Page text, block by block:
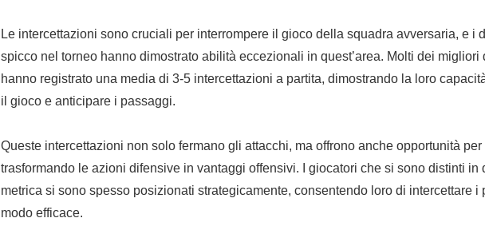
Le intercettazioni sono cruciali per interrompere il gioco della squadra avversaria, e i
spicco nel torneo hanno dimostrato abilità eccezionali in quest’area. Molti dei migliori
hanno registrato una media di 3-5 intercettazioni a partita, dimostrando la loro
il gioco e anticipare i passaggi.
Queste intercettazioni non solo fermano gli attacchi, ma offrono anche opportunità
trasformando le azioni difensive in vantaggi offensivi. I giocatori che si sono distinti in
metrica si sono spesso posizionati strategicamente, consentendo loro di intercettare i
modo efficace.